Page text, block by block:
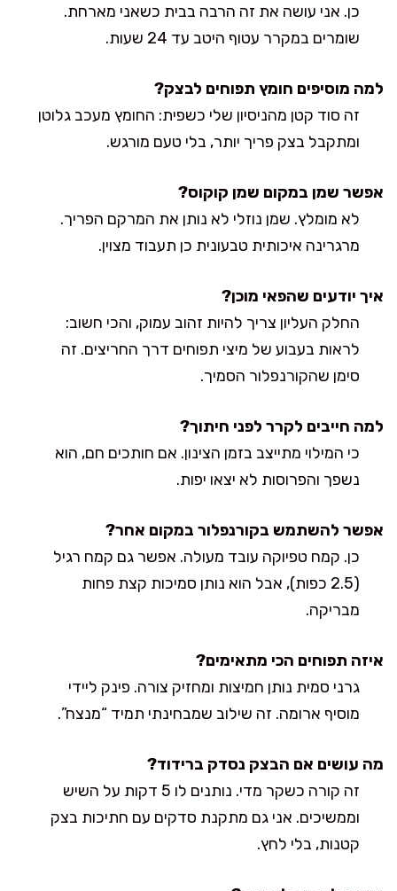
כן. אני עושה את זה הרבה בבית כשאני מארחת.
שומרים במקרר עטוף היטב עד 24 שעות.
למה מוסיפים חומץ תפוחים לבצק?
זה סוד קטן מהניסיון שלי כשפית: החומץ מעכב גלוטן
ומתקבל בצק פריך יותר, בלי טעם מורגש.
אפשר שמן במקום שמן קוקוס?
לא מומלץ. שמן נוזלי לא נותן את המרקם הפריך.
מרגרינה איכותית טבעונית כן תעבוד מצוין.
איך יודעים שהפאי מוכן?
החלק העליון צריך להיות זהוב עמוק, והכי חשוב:
לראות בעבוע של מיצי תפוחים דרך החריצים. זה
סימן שהקורנפלור הסמיך.
למה חייבים לקרר לפני חיתוך?
כי המילוי מתייצב בזמן הצינון. אם חותכים חם, הוא
נשפך והפרוסות לא יצאו יפות.
אפשר להשתמש בקורנפלור במקום אחר?
כן. קמח טפיוקה עובד מעולה. אפשר גם קמח רגיל
(2.5 כפות), אבל הוא נותן סמיכות קצת פחות
מבריקה.
איזה תפוחים הכי מתאימים?
גרני סמית נותן חמיצות ומחזיק צורה. פינק ליידי
מוסיף ארומה. זה שילוב שמבחינתי תמיד “מנצח”.
מה עושים אם הבצק נסדק ברידוד?
זה קורה כשקר מדי. נותנים לו 5 דקות על השיש
וממשיכים. אני גם מתקנת סדקים עם חתיכות בצק
קטנות, בלי לחץ.